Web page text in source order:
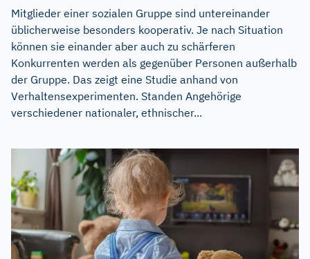
Mitglieder einer sozialen Gruppe sind untereinander
üblicherweise besonders kooperativ. Je nach Situation
können sie einander aber auch zu schärferen
Konkurrenten werden als gegenüber Personen außerhalb
der Gruppe. Das zeigt eine Studie anhand von
Verhaltensexperimenten. Standen Angehörige
verschiedener nationaler, ethnischer...